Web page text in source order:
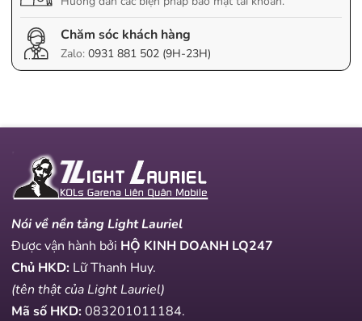
Chăm sóc khách hàng
Zalo: 0931 881 502 (9H-23H)
Nói về nền tảng Light Lauriel
Được vận hành bởi HỘ KINH DOANH LQ247
Chủ HKD: Lữ Thanh Huy.
(tên thật của Light Lauriel)
Mã số HKD:083201011184.